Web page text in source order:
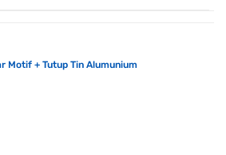
Motif + Tutup Tin Alumunium